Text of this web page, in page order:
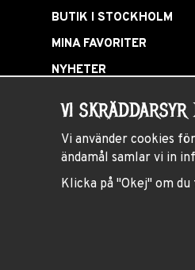
BUTIK I STOCKHOLM
MINA FAVORITER
NYHETER
KAMPANJER
HÅRDROCKSFEST
PRESENTKORT
VI SKRÄDDARSYR
Vi använder cookies
ändamål samlar vi in
Klicka på "Okej" om